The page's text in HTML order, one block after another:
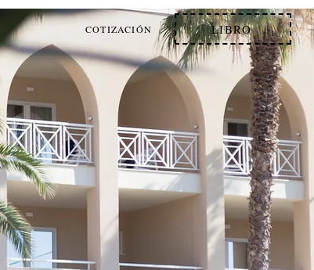
COTIZACIÓN LIBRO